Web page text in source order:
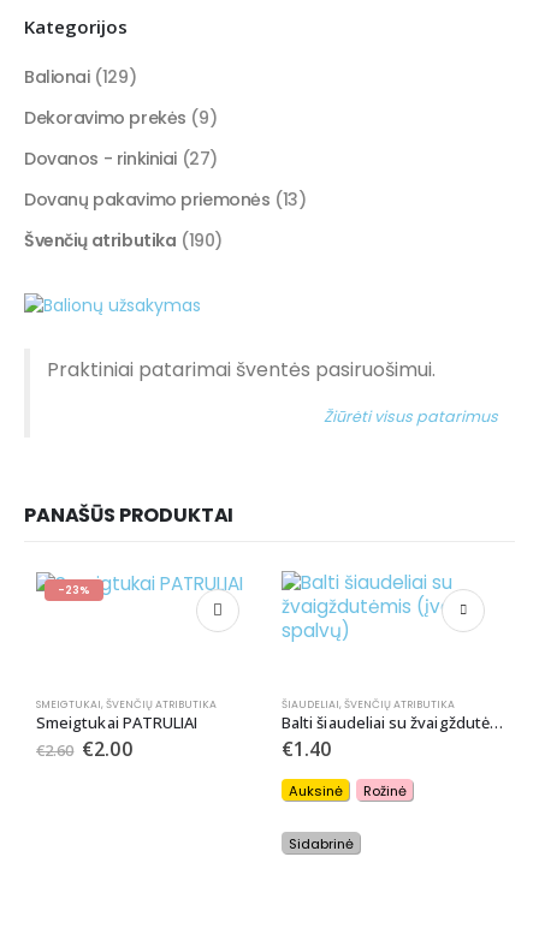
Kategorijos
Balionai (129)
Dekoravimo prekės (9)
Dovanos - rinkiniai (27)
Dovanų pakavimo priemonės (13)
Švenčių atributika (190)
Praktiniai patarimai šventės pasiruošimui.
Žiūrėti visus patarimus
PANAŠŪS PRODUKTAI
-23%
SMEIGTUKAI, ŠVENČIŲ ATRIBUTIKA
Smeigtukai PATRULIAI
€2.60 €2.00
ŠIAUDELIAI, ŠVENČIŲ ATRIBUTIKA
Balti šiaudeliai su žvaigždutėmis (įvairių spalvų)
€1.40
Auksinė Rožinė
Sidabrinė